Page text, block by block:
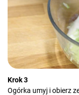
Krok 3
Ogórka umyj i obierz